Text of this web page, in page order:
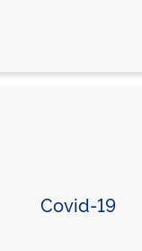
Covid-19